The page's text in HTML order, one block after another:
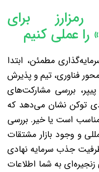
برای
عملی کنیم
مطمئن، ابتدا
فناوری، تیم و پذیرش
پیپر، بررسی مشارکت‌های
توکن نشان می‌دهد که
است یا خیر. بررسی
و وجود بازار مشتقات
جذب سرمایه نهادی
به شما اطلاعات